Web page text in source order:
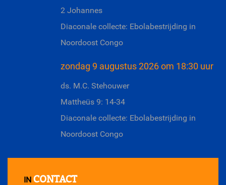
2 Johannes
Diaconale collecte: Ebolabestrijding in
Noordoost Congo
zondag 9 augustus 2026 om 18:30 uur
ds. M.C. Stehouwer
Mattheüs 9: 14-34
Diaconale collecte: Ebolabestrijding in
Noordoost Congo
IN CONTACT